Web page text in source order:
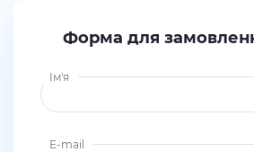
Форма для
Ім'я
E-mail